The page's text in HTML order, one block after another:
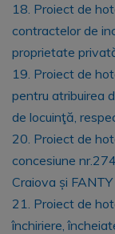
18. Proiect de
contractelor de
proprietate
19. Proiect de
pentru atribuirea
de locuinţă,
20. Proiect de
concesiune
Craiova și FANTY
21. Proiect de
închiriere,